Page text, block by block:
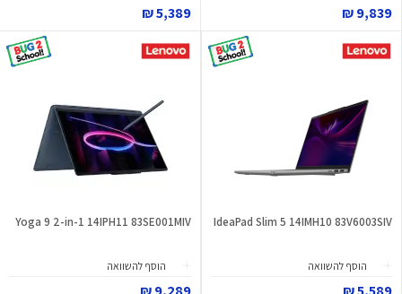
9,839 ₪
5,389 ₪
IdeaPad Slim 5 14IMH10 83V6003SIV
הוסף להשוואה
Yoga 9 2-in-1 14IPH11 83SE001MIV
הוסף להשוואה